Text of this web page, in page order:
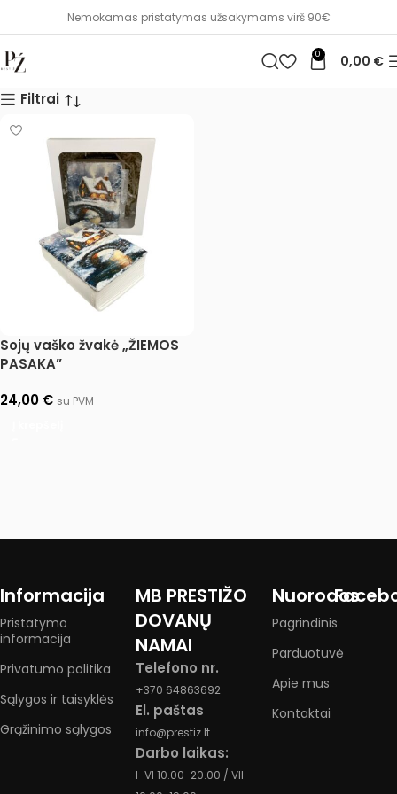
Nemokamas pristatymas užsakymams virš 90€
0 0,00 €
Filtrai
Sojų vaško žvakė „ŽIEMOS
PASAKA”
24,00 € su PVM
Informacija
Pristatymo
informacija
Privatumo politika
Sąlygos ir taisyklės
Grąžinimo sąlygos
MB PRESTIŽO
DOVANŲ
NAMAI
Telefono nr.
+370 64863692
El. paštas
info@prestiz.lt
Darbo laikas:
I-VI 10.00-20.00 / VII
Nuorodos
Pagrindinis
Parduotuvė
Apie mus
Kontaktai